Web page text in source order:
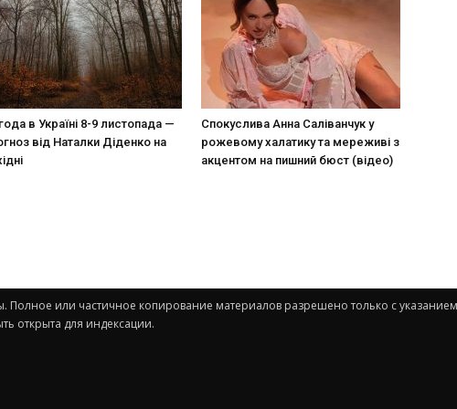
в Україні 8-9 листопада —
від Наталки Діденко на
Спокуслива Анна Саліванчук у
рожевому халатику та мереживі з
акцентом на пишний бюст (відео)
Полное или частичное копирование материалов разрешено только с
открыта для индексации.